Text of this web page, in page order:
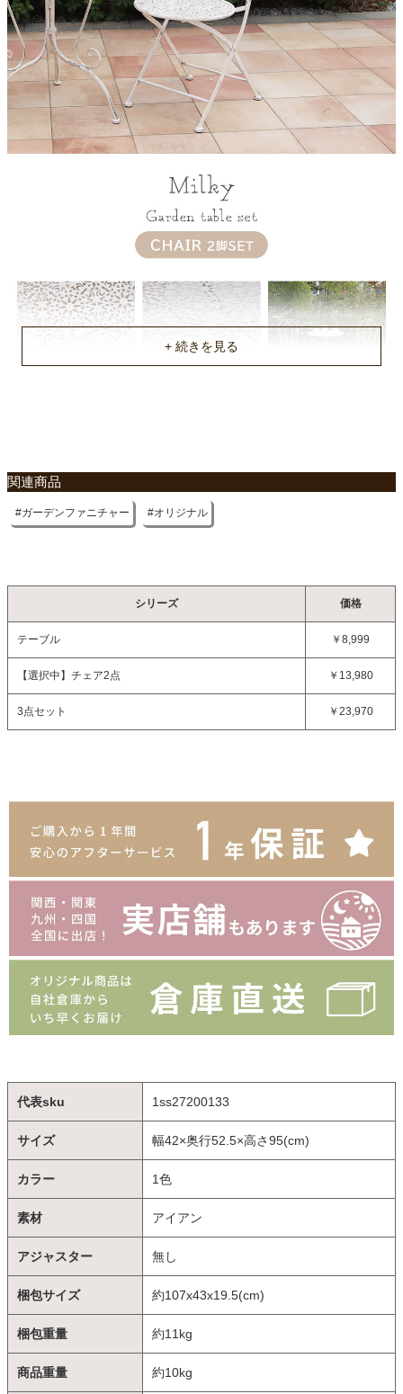
タワー
約107x43x19.5(cm)
梱包重量
約11kg
商品重量
約10kg
関連商品
ガーデンファニチャー オリジナル
シリーズ 価格
テーブル ￥8,999
【選択中】 チェア2点 ￥13,980
3点セット ￥23,970
代表sku 1ss27200133
サイズ 幅42×奥行52.5×高さ95(cm)
カラー 1色
素材 アイアン
アジャスター 無し
梱包サイズ 約107x43x19.5(cm)
梱包重量 約11kg
商品重量 約10kg